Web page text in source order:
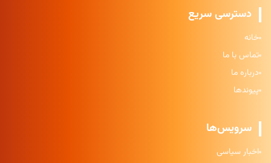
دسترسی سریع
خانه
تماس با ما
درباره ما
پیوندها
سرویس‌ها
اخبار سیاسی